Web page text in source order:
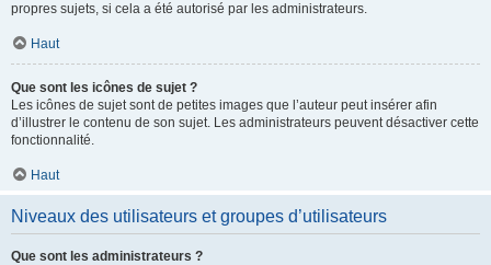
propres sujets, si cela a été autorisé par les administrateurs.
Haut
Que sont les icônes de sujet ?
Les icônes de sujet sont de petites images que l’auteur peut insérer afin
d’illustrer le contenu de son sujet. Les administrateurs peuvent désactiver cette
fonctionnalité.
Haut
Niveaux des utilisateurs et groupes d’utilisateurs
Que sont les administrateurs ?